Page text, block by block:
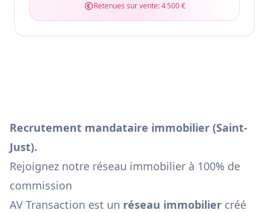
Retenues sur vente:4 500 €
Recrutement mandataire immobilier (Saint-
Just).
Rejoignez notre réseau immobilier à 100% de
commission
AV Transaction est un réseau immobilier créé